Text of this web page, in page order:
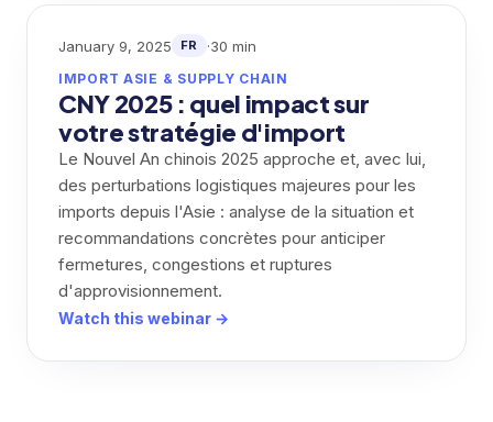
January 9, 2025 FR ·30 min
IMPORT ASIE & SUPPLY CHAIN
CNY 2025 : quel impact sur
votre stratégie d'import
Le Nouvel An chinois 2025 approche et, avec lui,
des perturbations logistiques majeures pour les
imports depuis l'Asie : analyse de la situation et
recommandations concrètes pour anticiper
fermetures, congestions et ruptures
d'approvisionnement.
Watch this webinar →